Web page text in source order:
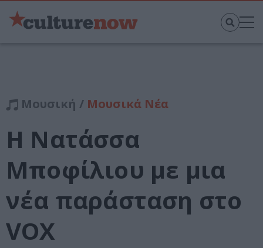
Μουσική / Μουσικά Νέα
Η Νατάσσα
Μποφίλιου με μια
νέα παράσταση στο
VOX